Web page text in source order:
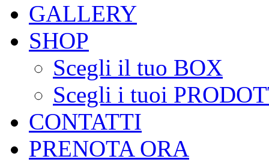
GALLERY
SHOP
Scegli il tuo BOX
Scegli i tuoi
CONTATTI
PRENOTA ORA